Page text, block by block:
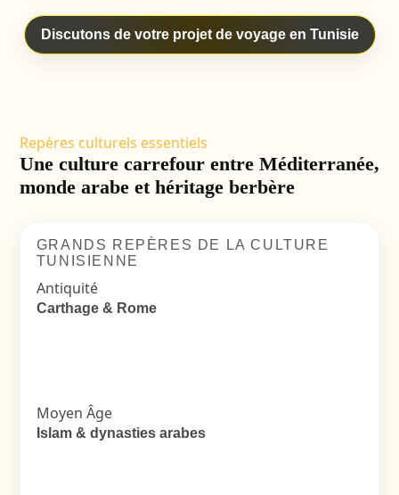
Discutons de votre projet de voyage en Tunisie
Repères culturels essentiels
Une culture carrefour entre Méditerranée,
monde arabe et héritage berbère
GRANDS REPÈRES DE LA CULTURE
TUNISIENNE
Antiquité
Carthage & Rome
Moyen Âge
Islam & dynasties arabes